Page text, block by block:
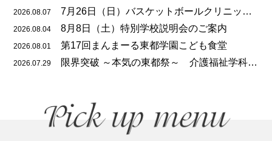
2026.08.07 7月26日（日）バスケットボールクリニックを開催しました
2026.08.04 8月8日（土）特別学校説明会のご案内
2026.08.01 第17回まんまーる東都学園こども食堂
2026.07.29 限界突破 ～本気の東都祭～ 介護福祉学科の振り返り！